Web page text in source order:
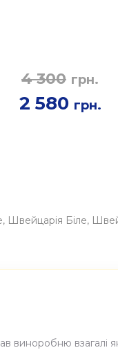
4 300 грн.
2 580 грн.
Швейцарія Біле
виноробню взагалі